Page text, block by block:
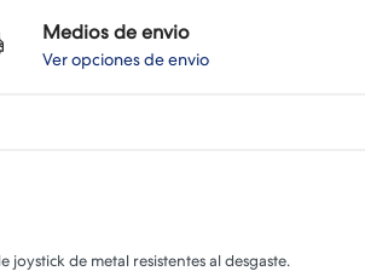
Medios de envio
Ver opciones de envio
de metal resistentes al desgaste.